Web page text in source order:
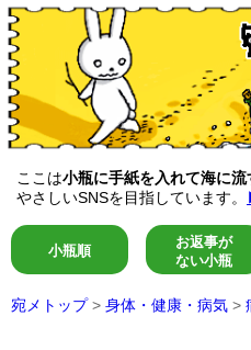
ここは小瓶に手紙を入れて海に流
やさしいSNSを目指しています。
小瓶順
お返事が
ない小瓶
宛メトップ > 身体・健康・病気 >